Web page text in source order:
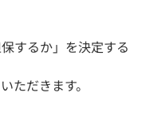
するか」を決定する
ただきます。